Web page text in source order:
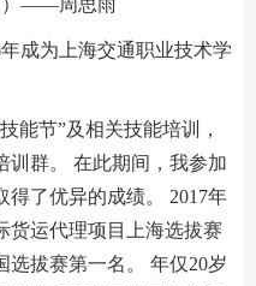
成为上海交通职业技术学
能节”及相关技能培训，
训群。 在此期间，我参加
得了优异的成绩。 2017年
货运代理项目上海选拔赛
选拔赛第一名。 年仅20岁